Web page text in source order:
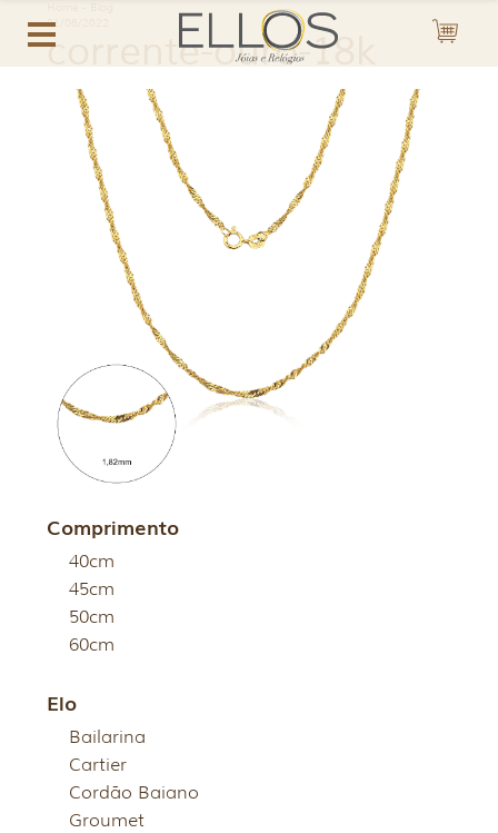
21/06/2022
corrente-ouro-18k
Comprimento
40cm
45cm
50cm
60cm
Elo
Bailarina
Cartier
Cordão Baiano
Groumet